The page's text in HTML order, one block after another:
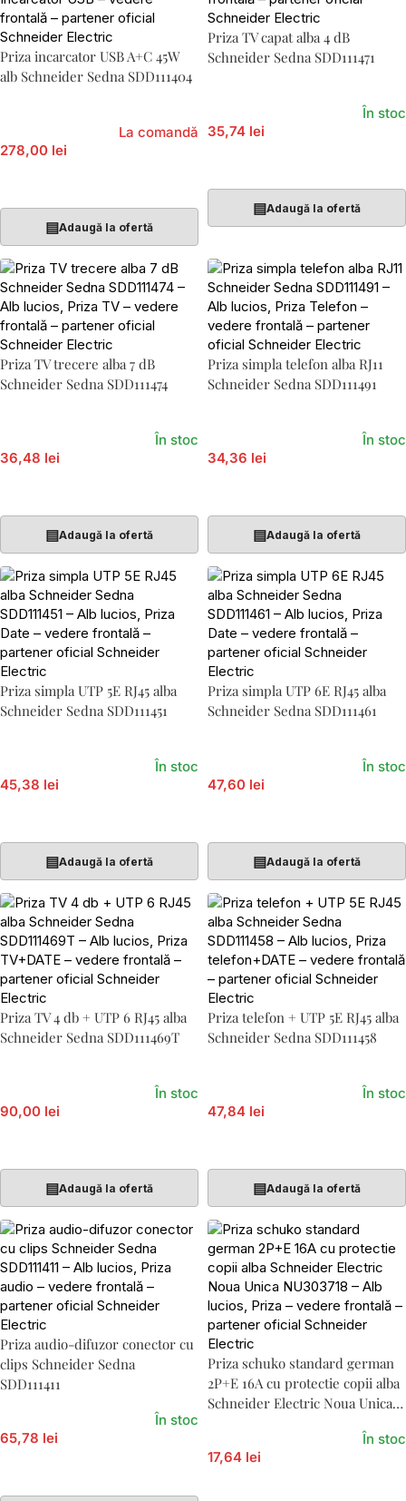
Priza incarcator USB A+C 45W
alb Schneider Sedna SDD111404
278,00 lei
La comandă
▤Adaugă la ofertă
Priza TV capat alba 4 dB
Schneider Sedna SDD111471
35,74 lei
În stoc
▤Adaugă la ofertă
Priza TV trecere alba 7 dB
Schneider Sedna SDD111474
36,48 lei
În stoc
▤Adaugă la ofertă
Priza simpla telefon alba RJ11
Schneider Sedna SDD111491
34,36 lei
În stoc
▤Adaugă la ofertă
Priza simpla UTP 5E RJ45 alba
Schneider Sedna SDD111451
45,38 lei
În stoc
▤Adaugă la ofertă
Priza simpla UTP 6E RJ45 alba
Schneider Sedna SDD111461
47,60 lei
În stoc
▤Adaugă la ofertă
Priza TV 4 db + UTP 6 RJ45 alba
Schneider Sedna SDD111469T
90,00 lei
În stoc
▤Adaugă la ofertă
Priza telefon + UTP 5E RJ45 alba
Schneider Sedna SDD111458
47,84 lei
În stoc
▤Adaugă la ofertă
Priza audio-difuzor conector cu
clips Schneider Sedna
SDD111411
65,78 lei
În stoc
Priza schuko standard german
2P+E 16A cu protectie copii alba
Schneider Electric Noua Unica
17,64 lei
În stoc